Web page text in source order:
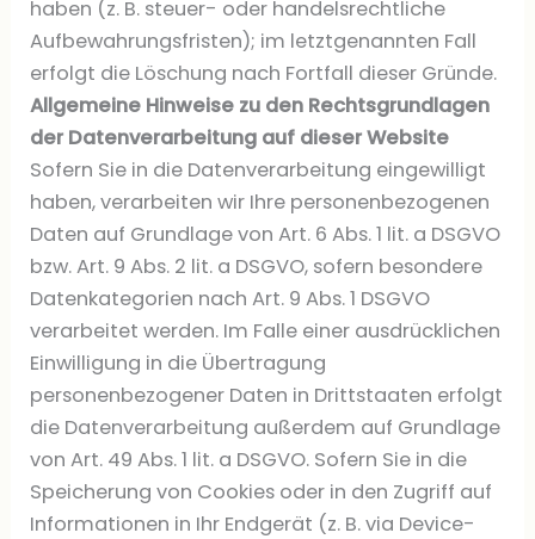
haben (z. B. steuer- oder handelsrechtliche
Aufbewahrungsfristen); im letztgenannten Fall
erfolgt die Löschung nach Fortfall dieser Gründe.
Allgemeine Hinweise zu den Rechtsgrundlagen
der Datenverarbeitung auf dieser Website
Sofern Sie in die Datenverarbeitung eingewilligt
haben, verarbeiten wir Ihre personenbezogenen
Daten auf Grundlage von Art. 6 Abs. 1 lit. a DSGVO
bzw. Art. 9 Abs. 2 lit. a DSGVO, sofern besondere
Datenkategorien nach Art. 9 Abs. 1 DSGVO
verarbeitet werden. Im Falle einer ausdrücklichen
Einwilligung in die Übertragung
personenbezogener Daten in Drittstaaten erfolgt
die Datenverarbeitung außerdem auf Grundlage
von Art. 49 Abs. 1 lit. a DSGVO. Sofern Sie in die
Speicherung von Cookies oder in den Zugriff auf
Informationen in Ihr Endgerät (z. B. via Device-